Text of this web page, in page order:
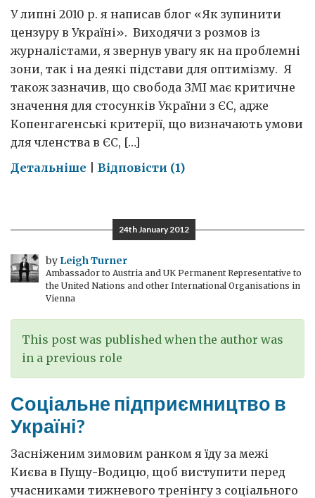
У липні 2010 р. я написав блог «Як зупинити
цензуру в Україні». Виходячи з розмов із
журналістами, я звернув увагу як на проблемні
зони, так і на деякі підстави для оптимізму. Я
також зазначив, що свобода ЗМІ має критичне
значення для стосунків України з ЄС, адже
Копенгагенські критерії, що визначають умови
для членства в ЄС, […]
Детальніше on
Україні
Відповісти (1)
24th January 2012
by Leigh Turner
Ambassador to Austria and UK Permanent Representative to
the United Nations and other International Organisations in
Vienna
This post was published when the author was
in a previous role
Соціальне підприємництво в
Україні?
Засніженим зимовим ранком я їду за межі
Києва в Пущу-Водицю, щоб виступити перед
учасниками тижневого тренінгу з соціального